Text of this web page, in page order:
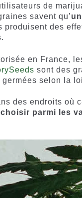
de
savent qu’
produisent des
en France,
sont des
germées selon la
des endroits où
choisir parmi les